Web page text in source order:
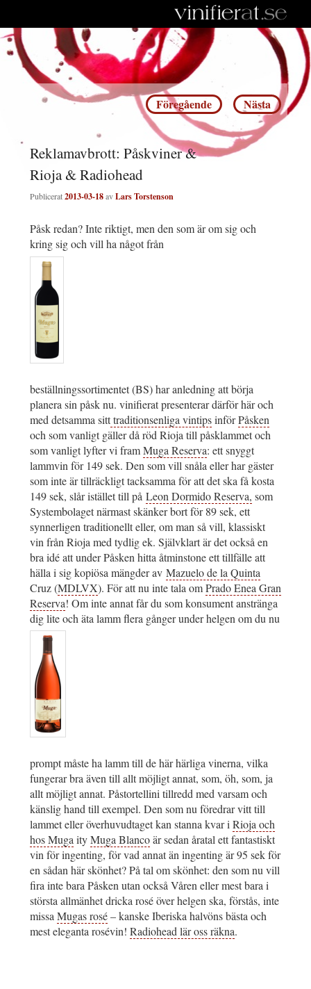
Inläggsnavigering
Föregående Nästa
Reklamavbrott: Påskviner &
Rioja & Radiohead
Publicerat2013-03-18avLars Torstenson
Påsk redan? Inte riktigt, men den som är om sig och
kring sig och vill ha något från
beställningssortimentet (BS) har anledning att börja
planera sin påsk nu. vinifierat presenterar därför här och
med detsamma sitttraditionsenliga vintipsinförPåsken
och som vanligt gäller då röd Rioja till påsklammet och
som vanligt lyfter vi framMuga Reserva: ett snyggt
lammvin för 149 sek. Den som vill snåla eller har gäster
som inte är tillräckligt tacksamma för att det ska få kosta
149 sek, slår istället till på Leon Dormido Reserva, som
Systembolaget närmast skänker bort för 89 sek, ett
synnerligen traditionellt eller, om man så vill, klassiskt
vin från Rioja med tydlig ek. Självklart är det också en
bra idé att under Påsken hitta åtminstone ett tillfälle att
hälla i sig kopiösa mängder av Mazuelo de la Quinta
Cruz (MDLVX). För att nu inte tala omPrado Enea Gran
Reserva! Om inte annat får du som konsument anstränga
dig lite och äta lamm flera gånger under helgen om du nu
prompt måste ha lamm till de här härliga vinerna, vilka
fungerar bra även till allt möjligt annat, som, öh, som, ja
allt möjligt annat. Påstortellini tillredd med varsam och
känslig hand till exempel. Den som nu föredrar vitt till
lammet eller överhuvudtaget kan stanna kvar i Rioja och
hos Muga ityMuga Blancoär sedan åratal ett fantastiskt
vin för ingenting, för vad annat än ingenting är 95 sek för
en sådan här skönhet? På tal om skönhet: den som nu vill
fira inte bara Påsken utan också Våren eller mest bara i
största allmänhet dricka rosé över helgen ska, förstås, inte
missa Mugas rosé– kanske Iberiska halvöns bästa och
mest eleganta rosévin! Radiohead lär oss räkna.